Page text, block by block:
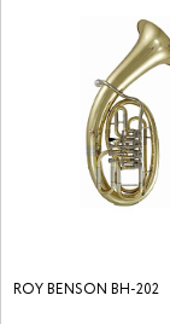
ROY BENSON BH-202